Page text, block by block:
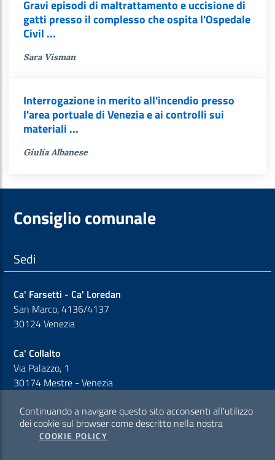
Gravi episodi di maltrattamento e uccisione di
gatti presso il complesso che ospita l'Ospedale
Civil ...
Sara Visman
Interrogazione in merito all'incendio presso
l'area portuale di Venezia e ai controlli sui
materiali ...
Giulia Albanese
Consiglio comunale
Sedi
Ca' Farsetti - Ca' Loredan
San Marco, 4136/4137
30124 Venezia
Ca' Collalto
Via Palazzo, 1
30174 Mestre - Venezia
Sezione Link Policy
Cookie policy
Continuando a navigare questo sito acconsenti all'utilizzo
dei cookie sul browser come descritto nella nostra
COOKIE POLICY